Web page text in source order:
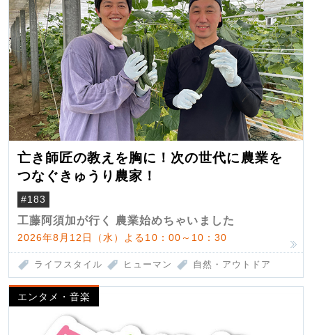
亡き師匠の教えを胸に！次の世代に農業を
つなぐきゅうり農家！
#183
工藤阿須加が行く 農業始めちゃいました
2026年8月12日（水）よる10：00～10：30
ライフスタイル ヒューマン 自然・アウトドア
エンタメ・音楽